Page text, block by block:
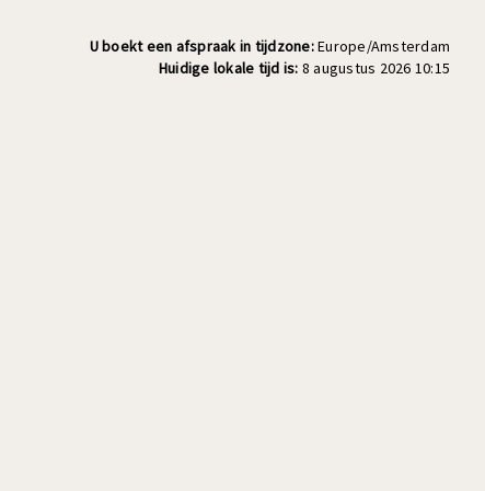
U boekt een afspraak in tijdzone:Europe/Amsterdam
Huidige lokale tijd is: 8 augustus 2026 10:15